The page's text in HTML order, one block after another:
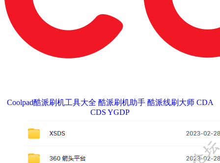
Coolpad酷派刷机工具大全 酷派刷机助手 酷派线刷大师 CDA
CDS YGDP